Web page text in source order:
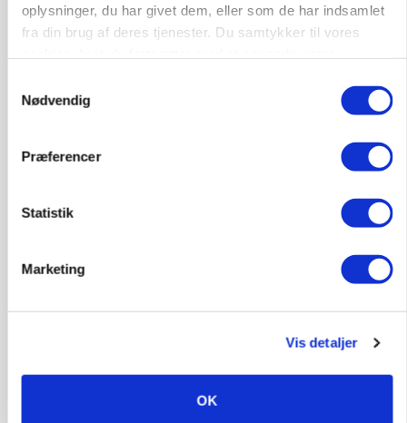
oplysninger, du har givet dem, eller som de har indsamlet
fra din brug af deres tjenester. Du samtykker til vores
Nødvendig
Præferencer
Statistik
Marketing
Vis detaljer
OK
KVÆG
Snart kan man søge tilskud til naturprojekter
Før såmaskinen kører: Her er efterårets største
skadedyrsrisici